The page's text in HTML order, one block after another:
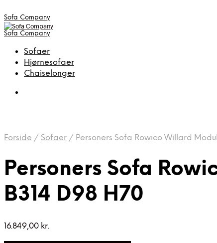
Sofa Company
Sofa Company
Sofaer
Hjørnesofaer
Chaiselonger
Forside / Sofaer / Personers Sofa Rowico Willard
Personers Sofa
B314 D98 H70
16.849,00 kr.